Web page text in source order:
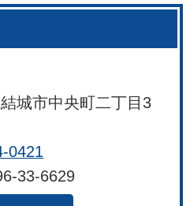
城市中央町二丁目3
0421
33-6629